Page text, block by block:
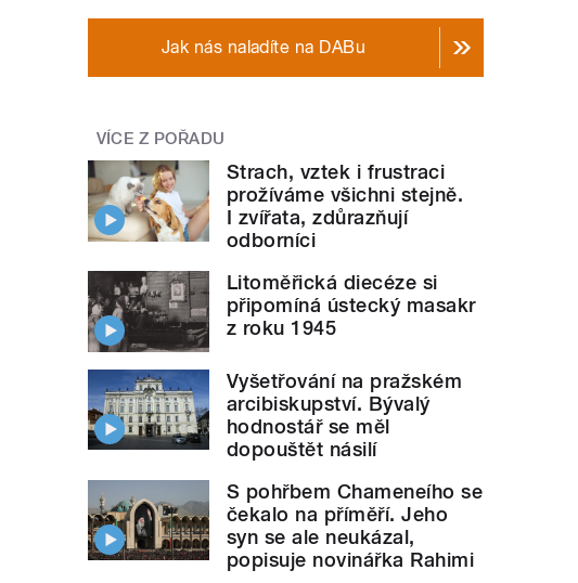
Jak nás naladíte na DABu
VÍCE Z POŘADU
Strach, vztek i frustraci
prožíváme všichni stejně.
I zvířata, zdůrazňují
odborníci
Litoměřická diecéze si
připomíná ústecký masakr
z roku 1945
Vyšetřování na pražském
arcibiskupství. Bývalý
hodnostář se měl
dopouštět násilí
S pohřbem Chameneího se
čekalo na příměří. Jeho
syn se ale neukázal,
popisuje novinářka Rahimi